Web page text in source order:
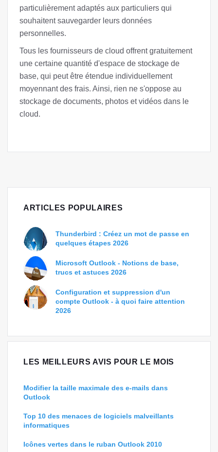
particulièrement adaptés aux particuliers qui
souhaitent sauvegarder leurs données
personnelles.
Tous les fournisseurs de cloud offrent gratuitement
une certaine quantité d'espace de stockage de
base, qui peut être étendue individuellement
moyennant des frais. Ainsi, rien ne s'oppose au
stockage de documents, photos et vidéos dans le
cloud.
ARTICLES POPULAIRES
Thunderbird : Créez un mot de passe en
quelques étapes 2026
Microsoft Outlook - Notions de base,
trucs et astuces 2026
Configuration et suppression d'un
compte Outlook - à quoi faire attention
2026
LES MEILLEURS AVIS POUR LE MOIS
Modifier la taille maximale des e-mails dans
Outlook
Top 10 des menaces de logiciels malveillants
informatiques
Icônes vertes dans le ruban Outlook 2010